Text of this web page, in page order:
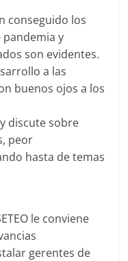
conseguido los
pandemia y
son evidentes.
a las
buenos ojos a los
discute sobre
peor
hasta de temas
le conviene
gerentes de